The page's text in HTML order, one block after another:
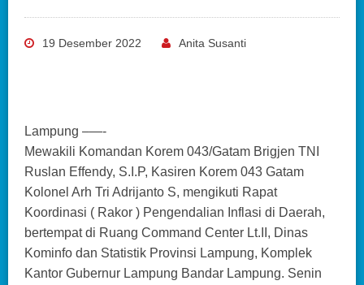
19 Desember 2022 Anita Susanti
Lampung –—-
Mewakili Komandan Korem 043/Gatam Brigjen TNI
Ruslan Effendy, S.I.P, Kasiren Korem 043 Gatam
Kolonel Arh Tri Adrijanto S, mengikuti Rapat
Koordinasi ( Rakor ) Pengendalian Inflasi di Daerah,
bertempat di Ruang Command Center Lt.II, Dinas
Kominfo dan Statistik Provinsi Lampung, Komplek
Kantor Gubernur Lampung Bandar Lampung. Senin